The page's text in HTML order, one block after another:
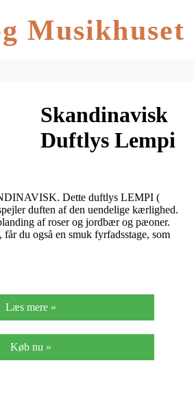
Musikhuset
Skandinavisk
Duftlys Lempi
Dette duftlys LEMPI (
duften af den uendelige kærlighed.
af roser og jordbær og pæoner.
du også en smuk fyrfadsstage, som
Læs mere »
Køb nu »